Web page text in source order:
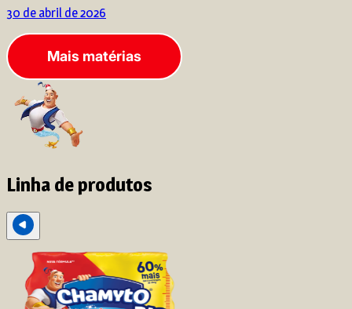
30 de abril de 2026
Mais matérias
Linha de produtos